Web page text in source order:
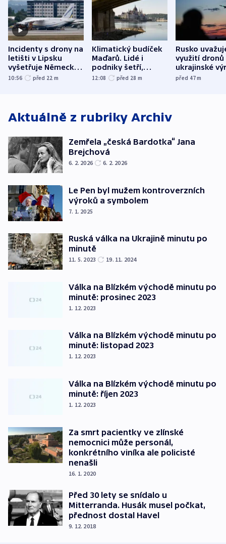
Incidenty s drony na
letišti v Lipsku
vyšetřuje Německo
jako úmyslný pokus
10:56 před 22 m
Klimatický budíček
Maďarů. Lidé i
podniky šetří,
omezuje se doprava
12:08 před 28 m
Rusko
využití dronů
ukrajinské
útokům v
před 47m
Aktuálně z rubriky Archiv
Zemřela „česká Bardotka“ Jana
Brejchová
6. 2. 2026 6. 2. 2026
Le Pen byl mužem kontroverzních
výroků a symbolem
7. 1. 2025
Ruská válka na Ukrajině minutu po
minutě
11. 5. 2023 19. 11. 2024
Válka na Blízkém východě minutu po
minutě: prosinec 2023
1. 12. 2023
Válka na Blízkém východě minutu po
minutě: listopad 2023
1. 12. 2023
Válka na Blízkém východě minutu po
minutě: říjen 2023
1. 12. 2023
Za smrt pacientky ve zlínské
nemocnici může personál,
konkrétního viníka ale policisté
nenašli
16. 1. 2020
Před 30 lety se snídalo u
Mitterranda. Husák musel počkat,
přednost dostal Havel
9. 12. 2018